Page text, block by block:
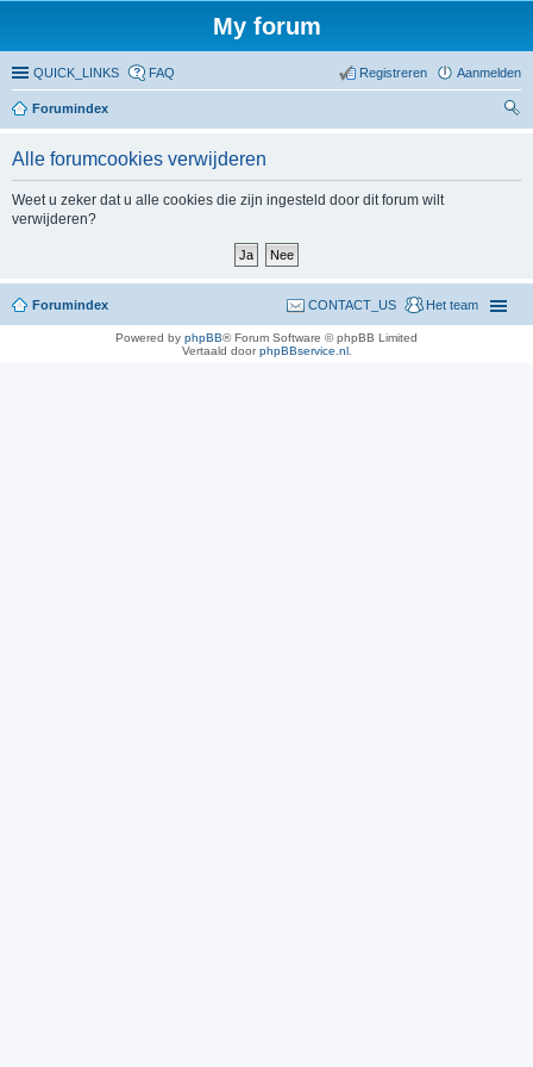
My forum
QUICK_LINKS FAQ Aanmelden
Registreren
Forumindex
Alle forumcookies verwijderen
Weet u zeker dat u alle cookies die zijn ingesteld door dit forum wilt
verwijderen?
Forumindex Het team
CONTACT_US
Powered by phpBB® Forum Software © phpBB Limited
Vertaald doorphpBBservice.nl.